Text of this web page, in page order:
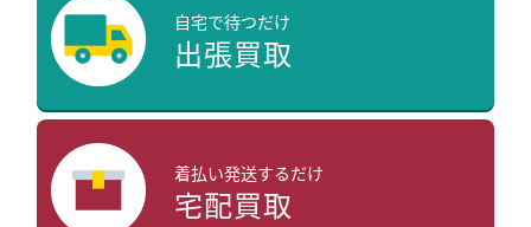
自宅で待つだけ
出張買取
着払い発送するだけ
宅配買取